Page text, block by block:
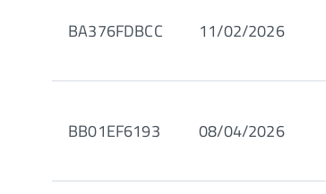
BA376FDBCC 11/02/2026
BB01EF6193 08/04/2026